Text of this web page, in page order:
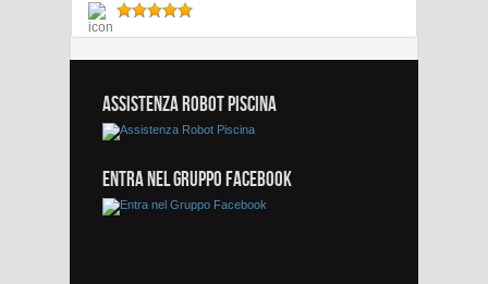
ASSISTENZA ROBOT PISCINA
ENTRA NEL GRUPPO FACEBOOK